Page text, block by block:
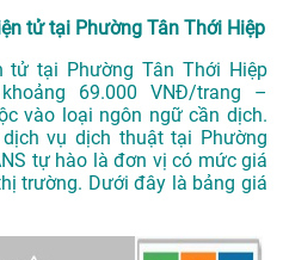
tử tại Phường Tân Thới Hiệp
tại Phường Tân Thới Hiệp
69.000 VNĐ/trang –
vào loại ngôn ngữ cần dịch.
dịch vụdịch thuật tại Phường
tự hào là đơn vị có mức giá
trường. Dưới đây là bảng giá